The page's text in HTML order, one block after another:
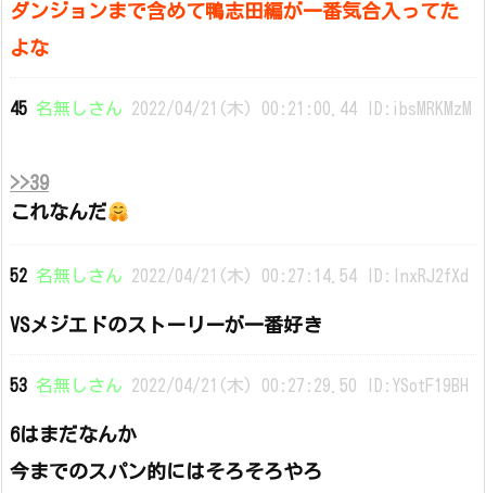
ダンジョンまで含めて鴨志田編が一番気合入ってた
よな
45 名無しさん 2022/04/21(木) 00:21:00.44 ID:ibsMRKMzM
>>39
これなんだ
52 名無しさん 2022/04/21(木) 00:27:14.54 ID:lnxRJ2fXd
VSメジエドのストーリーが一番好き
53 名無しさん 2022/04/21(木) 00:27:29.50 ID:YSotF19BH
6はまだなんか
今までのスパン的にはそろそろやろ